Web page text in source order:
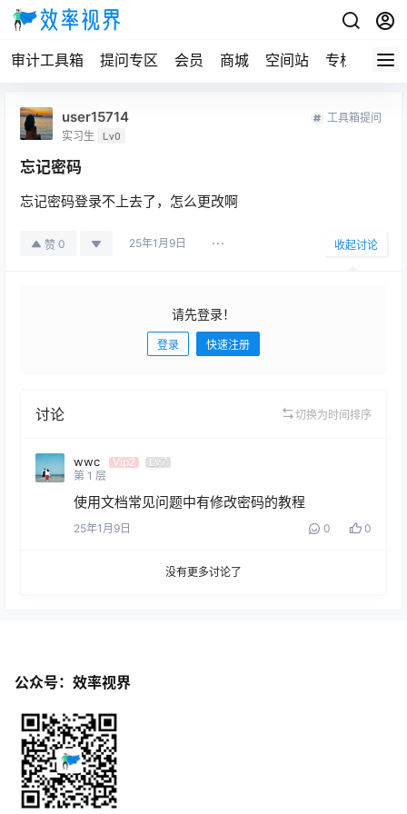
审计工具箱 提问专区 会员 商城 空间站 专栏
user15714
实习生 Lv0
工具箱提问
忘记密码
忘记密码登录不上去了，怎么更改啊
赞 0 25年1月9日 收起讨论
请先登录！
登录 快速注册
讨论 切换为时间排序
wwc Vip2
Lv7
第 1 层
使用文档常见问题中有修改密码的教程
25年1月9日 0 0
没有更多讨论了
公众号：效率视界